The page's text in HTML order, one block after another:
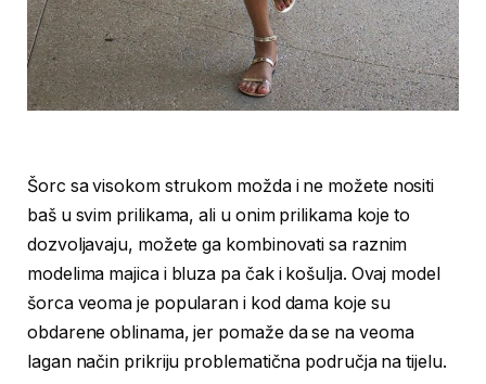
Šorc sa visokom strukom možda i ne možete nositi
baš u svim prilikama, ali u onim prilikama koje to
dozvoljavaju, možete ga kombinovati sa raznim
modelima majica i bluza pa čak i košulja. Ovaj model
šorca veoma je popularan i kod dama koje su
obdarene oblinama, jer pomaže da se na veoma
lagan način prikriju problematična područja na tijelu.